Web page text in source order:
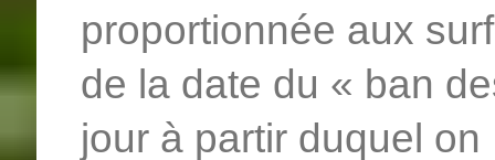
proportionnée aux
de la date du « ban
jour à partir duquel on